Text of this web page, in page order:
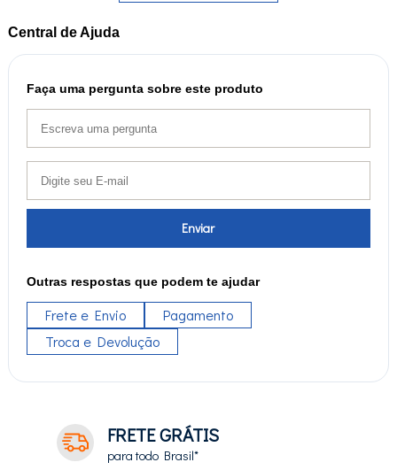
Central de Ajuda
Faça uma pergunta sobre este produto
Enviar
Outras respostas que podem te ajudar
Frete e Envio
Pagamento
Troca e Devolução
FRETE GRÁTIS
para todo Brasil*